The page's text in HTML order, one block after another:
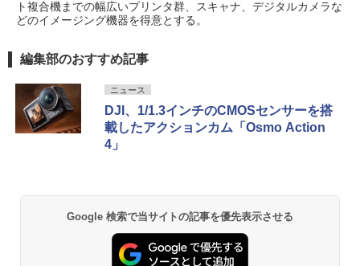
ト複合機までの幅広いプリンタ群、スキャナ、デジタルカメラな
どのイメージング機器を得意とする。
編集部のおすすめ記事
ニュース
DJI、1/1.3インチのCMOSセンサーを搭
載したアクションカム「Osmo Action
4」
Google 検索で当サイトの記事を優先表示させる